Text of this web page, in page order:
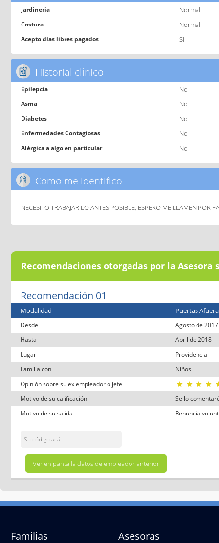
Jardineria Normal
Costura Normal
Acepto días libres pagados Si
Historial clínico
Epilepcia No
Asma No
Diabetes No
Enfermedades Contagiosas No
Alérgica a algo en particular No
Como me identifico
NECESITO TRABAJAR LO ANTES POSIBLE, ESPERO ME LLAMEN POR
Recomendaciones otorgadas por la Asesora
Recomendación 01
Modalidad Puertas Afuera
Desde
Agosto de 2017
Hasta
Abril de 2018
Lugar
Providencia
Familia con
Niños
Opinión sobre su ex empleador o jefe
Motivo de su calificación
Se lo
Motivo de su salida
Renuncia
Familias Asesoras